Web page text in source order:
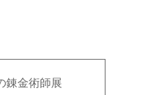
錬金術師展